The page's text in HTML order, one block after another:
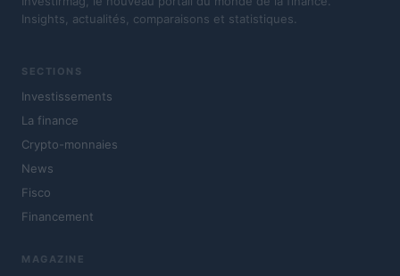
Insights, actualités, comparaisons et statistiques.
SECTIONS
Investissements
La finance
Crypto-monnaies
News
Fisco
Financement
MAGAZINE